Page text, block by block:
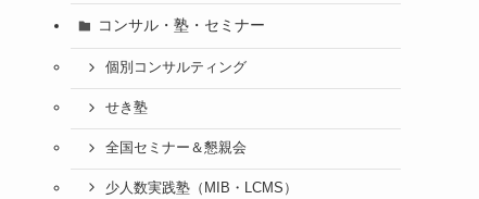
コンサル・塾・セミナー
個別コンサルティング
せき塾
全国セミナー＆懇親会
少人数実践塾（MIB・LCMS）